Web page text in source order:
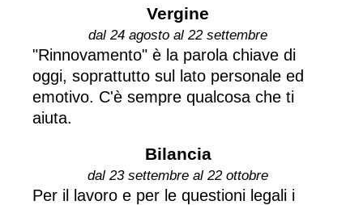
Vergine
dal 24 agosto al 22 settembre
"Rinnovamento" è la parola chiave di
oggi, soprattutto sul lato personale ed
emotivo. C'è sempre qualcosa che ti
aiuta.
Bilancia
dal 23 settembre al 22 ottobre
Per il lavoro e per le questioni legali i